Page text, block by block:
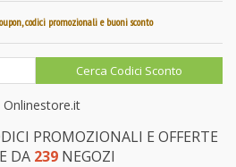
codici promozionali e buoni sconto
Onlinestore.it
PROMOZIONALI E OFFERTE
DA 239NEGOZI